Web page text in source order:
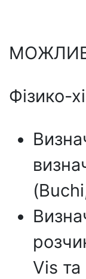
Фізико-
Vis